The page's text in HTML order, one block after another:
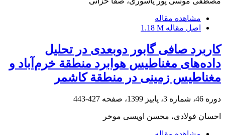
مشاهده مقاله
اصل مقاله 1.18 M
کاربرد صافی گابور دوبعدی در تحلیل
داده‌های مغناطیس هوابرد منطقة خرم‌آباد و
مغناطیس زمینی در منطقة کاشمر
دوره 46، شماره 3، پاییز 1399، صفحه 427-443
احسان فولادی، محسن اویسی موخر